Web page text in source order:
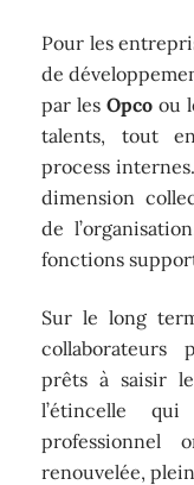
Pour les
de
par les Opcoou
talents, tout
process
dimension
de
fonctions
Sur le long
collaborateurs
prêts à saisir
l’étincelle
professionnel
renouvelée,